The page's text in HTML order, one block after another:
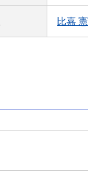
比嘉